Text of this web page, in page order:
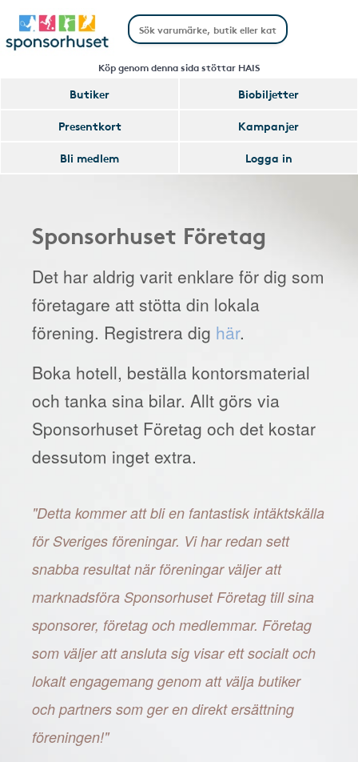
Köp genom denna sida stöttar HAIS
Butiker
Biobiljetter
Presentkort
Kampanjer
Bli medlem
Logga in
Sponsorhuset Företag
Det har aldrig varit enklare för dig som
företagare att stötta din lokala
förening. Registrera dig här.
Boka hotell, beställa kontorsmaterial
och tanka sina bilar. Allt görs via
Sponsorhuset Företag och det kostar
dessutom inget extra.
"Detta kommer att bli en fantastisk intäktskälla
för Sveriges föreningar. Vi har redan sett
snabba resultat när föreningar väljer att
marknadsföra Sponsorhuset Företag till sina
sponsorer, företag och medlemmar. Företag
som väljer att ansluta sig visar ett socialt och
lokalt engagemang genom att välja butiker
och partners som ger en direkt ersättning
föreningen!"